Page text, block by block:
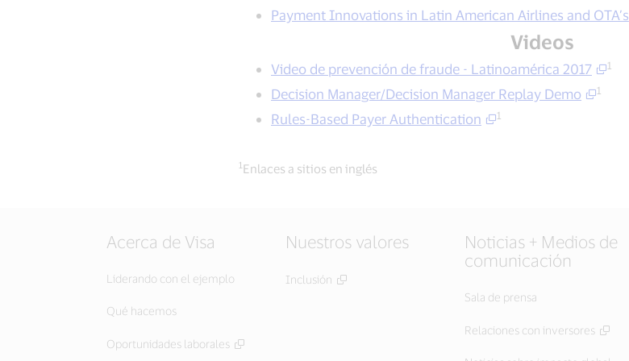
Payment Innovations in Latin American Airlines and OTA’s
Videos
Video de prevención de fraude - Latinoamérica 2017 1
Decision Manager/Decision Manager Replay Demo 1
Rules-Based Payer Authentication 1
1 Enlaces a sitios en inglés
Acerca de Visa
Liderando con el ejemplo
Qué hacemos
Oportunidades laborales
Nuestros valores
Inclusión
Noticias + Medios de
comunicación
Sala de prensa
Relaciones con inversores